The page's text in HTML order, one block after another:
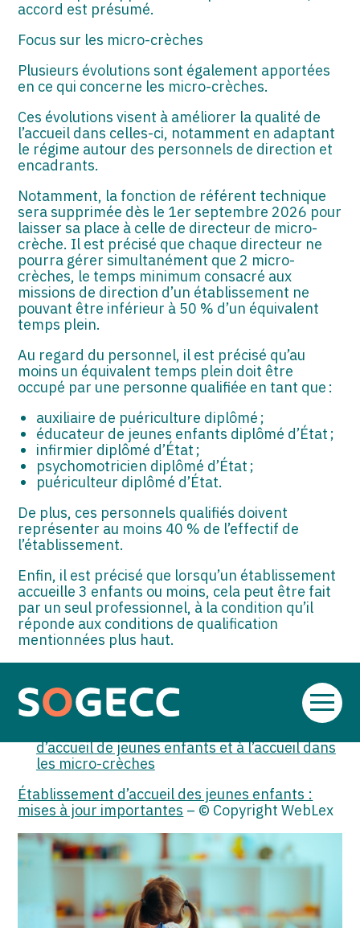
Aller
accord est présumé.
Focus sur les micro-crèches
Plusieurs évolutions sont également apportées
en ce qui concerne les micro-crèches.
Ces évolutions visent à améliorer la qualité de
l’accueil dans celles-ci, notamment en adaptant
le régime autour des personnels de direction et
encadrants.
Notamment, la fonction de référent technique
sera supprimée dès le 1er septembre 2026 pour
laisser sa place à celle de directeur de micro-
crèche. Il est précisé que chaque directeur ne
pourra gérer simultanément que 2 micro-
crèches, le temps minimum consacré aux
missions de direction d’un établissement ne
pouvant être inférieur à 50 % d’un équivalent
temps plein.
Au regard du personnel, il est précisé qu’au
moins un équivalent temps plein doit être
occupé par une personne qualifiée en tant que :
auxiliaire de puériculture diplômé ;
éducateur de jeunes enfants diplômé d’État ;
infirmier diplômé d’État ;
psychomotricien diplômé d’État ;
puériculteur diplômé d’État.
De plus, ces personnels qualifiés doivent
représenter au moins 40 % de l’effectif de
l’établissement.
Enfin, il est précisé que lorsqu’un établissement
accueille 3 enfants ou moins, cela peut être fait
par un seul professionnel, à la condition qu’il
réponde aux conditions de qualification
mentionnées plus haut.
Décret no 2025-304 du 1er avril 2025 relatif
aux autorisations de création, d’extension et
d’accueil de jeunes enfants et à l’accueil dans
les micro-crèches
Établissement d’accueil des jeunes enfants :
mises à jour importantes – © Copyright WebLex